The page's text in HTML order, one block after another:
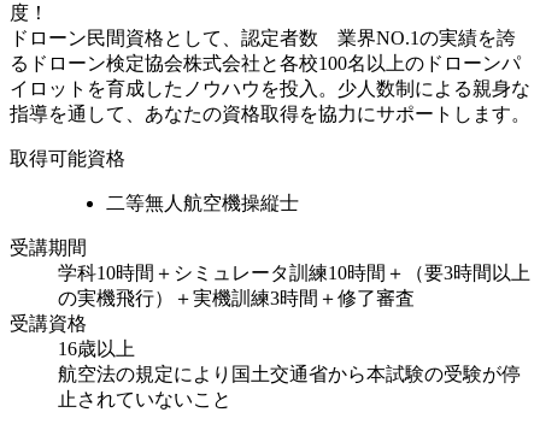
度！
ドローン民間資格として、認定者数 業界NO.1の実績を誇
るドローン検定協会株式会社と各校100名以上のドローンパ
イロットを育成したノウハウを投入。少人数制による親身な
指導を通して、あなたの資格取得を協力にサポートします。
取得可能資格
二等無人航空機操縦士
受講期間
学科10時間＋シミュレータ訓練10時間＋（要3時間以上
の実機飛行）＋実機訓練3時間＋修了審査
受講資格
16歳以上
航空法の規定により国土交通省から本試験の受験が停
止されていないこと